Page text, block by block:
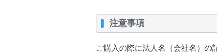
注意事項
ご購入の際に法人名（会社名）の